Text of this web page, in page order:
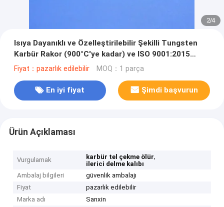
2/4
Isıya Dayanıklı ve Özelleştirilebilir Şekilli Tungsten
Karbür Rakor (900°C'ye kadar) ve ISO 9001:2015
Sertifikalı
Fiyat：pazarlık edilebilir MOQ：1 parça
En iyi fiyat Şimdi başvurun
Ürün Açıklaması
Vurgulamak karbür tel çekme ölür,
ilerici delme kalıbı
Ambalaj bilgileri
güvenlik ambalajı
Fiyat
pazarlık edilebilir
Marka adı
Sanxin